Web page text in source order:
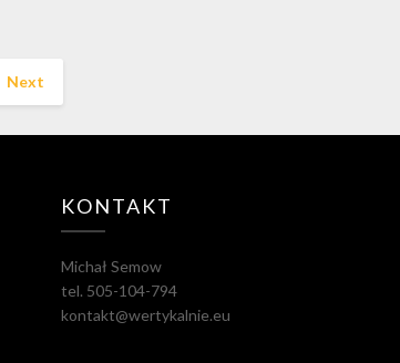
Next
KONTAKT
Michał Semow
tel. 505-104-794
kontakt@wertykalnie.eu